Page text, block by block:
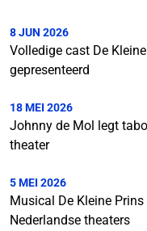
8 JUN 2026
Volledige cast De
gepresenteerd
18 MEI 2026
Johnny de Mol legt
theater
5 MEI 2026
Musical De Kleine
Nederlandse theaters